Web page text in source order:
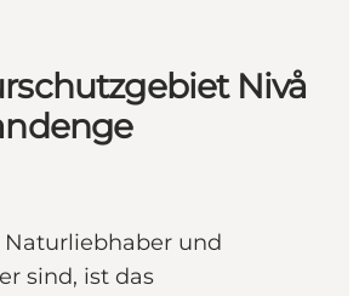
Nivå
Naturliebhaber und
sind, ist das